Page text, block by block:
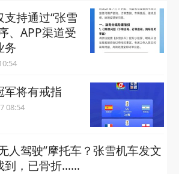
持通过“张雪
、APP渠道受
务
10:54
军将有戒指
17 08:54
人驾驶”摩托车？张雪机车发文
到，已骨折……